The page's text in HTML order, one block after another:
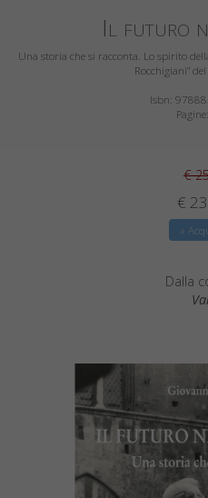
Il futuro
Una storia che si racconta. Lo spirito
Rocchigiani”
Isbn:
€
€
»
Dalla